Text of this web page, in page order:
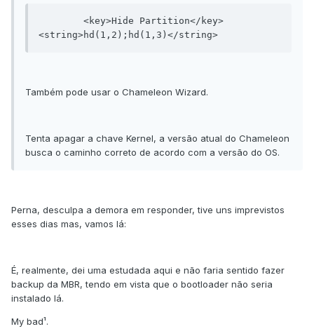
<string>hd(1,2);hd(1,3)</string>
Também pode usar o Chameleon Wizard.
Tenta apagar a chave Kernel, a versão atual do Chameleon
busca o caminho correto de acordo com a versão do OS.
Perna, desculpa a demora em responder, tive uns imprevistos
esses dias mas, vamos lá:
É, realmente, dei uma estudada aqui e não faria sentido fazer
backup da MBR, tendo em vista que o bootloader não seria
instalado lá.
My bad¹.